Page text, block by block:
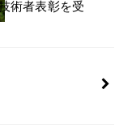
術者表彰を受